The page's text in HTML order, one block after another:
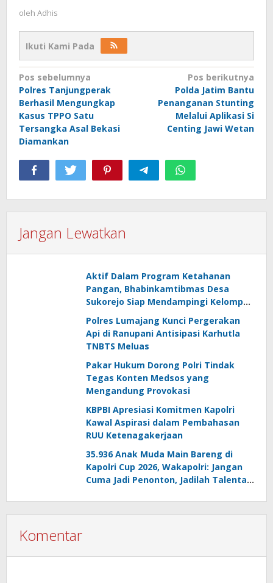
oleh Adhis
Ikuti Kami Pada
Navigasi
pos
Pos sebelumnya
Polres Tanjungperak
Berhasil Mengungkap
Kasus TPPO Satu
Tersangka Asal Bekasi
Diamankan
Pos berikutnya
Polda Jatim Bantu
Penanganan Stunting
Melalui Aplikasi Si
Centing Jawi Wetan
Jangan Lewatkan
Aktif Dalam Program Ketahanan
Pangan, Bhabinkamtibmas Desa
Sukorejo Siap Mendampingi Kelompok
Tani
Polres Lumajang Kunci Pergerakan
Api di Ranupani Antisipasi Karhutla
TNBTS Meluas
Pakar Hukum Dorong Polri Tindak
Tegas Konten Medsos yang
Mengandung Provokasi
KBPBI Apresiasi Komitmen Kapolri
Kawal Aspirasi dalam Pembahasan
RUU Ketenagakerjaan
35.936 Anak Muda Main Bareng di
Kapolri Cup 2026, Wakapolri: Jangan
Cuma Jadi Penonton, Jadilah Talenta
Komentar